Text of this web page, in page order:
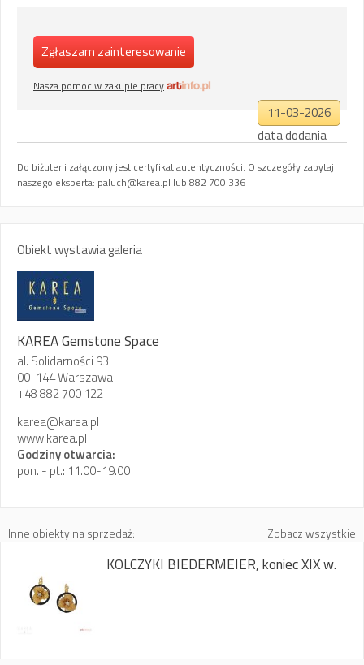
Zgłaszam zainteresowanie
Nasza pomoc w zakupie pracy
11-03-2026
data dodania
Do biżuterii załączony jest certyfikat autentyczności. O szczegóły zapytaj
naszego eksperta: paluch@karea.pl lub 882 700 336
Obiekt wystawia galeria
KAREA Gemstone Space
al. Solidarności 93
00-144 Warszawa
+48 882 700 122
karea@karea.pl
www.karea.pl
Godziny otwarcia:
pon. - pt.: 11.00-19.00
Inne obiekty na sprzedaż: Zobacz wszystkie
KOLCZYKI BIEDERMEIER, koniec XIX w.